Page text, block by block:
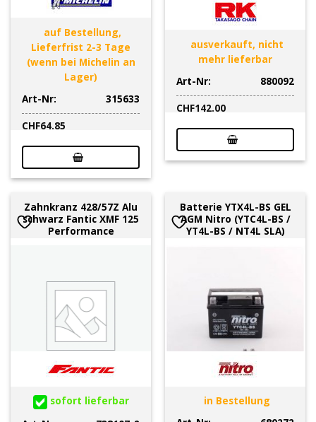
auf Bestellung,
Lieferfrist 2-3 Tage
(wenn bei Michelin an
Lager)
Art-Nr:
315633
CHF64.85
ausverkauft, nicht
mehr lieferbar
Art-Nr:
880092
CHF142.00
Zahnkranz 428/57Z Alu
schwarz Fantic XMF 125
Performance
sofort lieferbar
Batterie YTX4L-BS GEL
AGM Nitro (YTC4L-BS /
YT4L-BS / NT4L SLA)
in Bestellung